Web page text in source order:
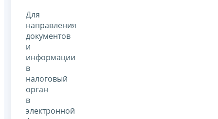
Для
направления
документов
и
информации
в
налоговый
орган
в
электронной